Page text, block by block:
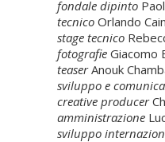
fondale dipinto
tecnico Orlando
stage tecnico
fotografie Giacomo
teaserAnouk
sviluppo e
creative producer
amministrazione
sviluppo